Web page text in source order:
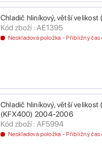
Chladič hliníkový, větší
Kód zboží : AE1395
Neskladová položka - Přibližný
Chladič hliníkový, větší
(KFX400) 2004-2006
Kód zboží : AF5994
Neskladová položka - Přibližný